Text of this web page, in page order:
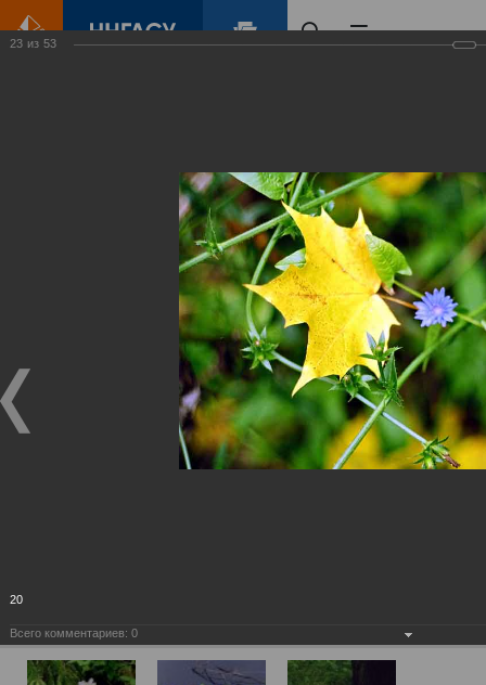
Виртуальные
выставки
(фотоальбомы)
23 из 53
20
Всего комментариев: 0